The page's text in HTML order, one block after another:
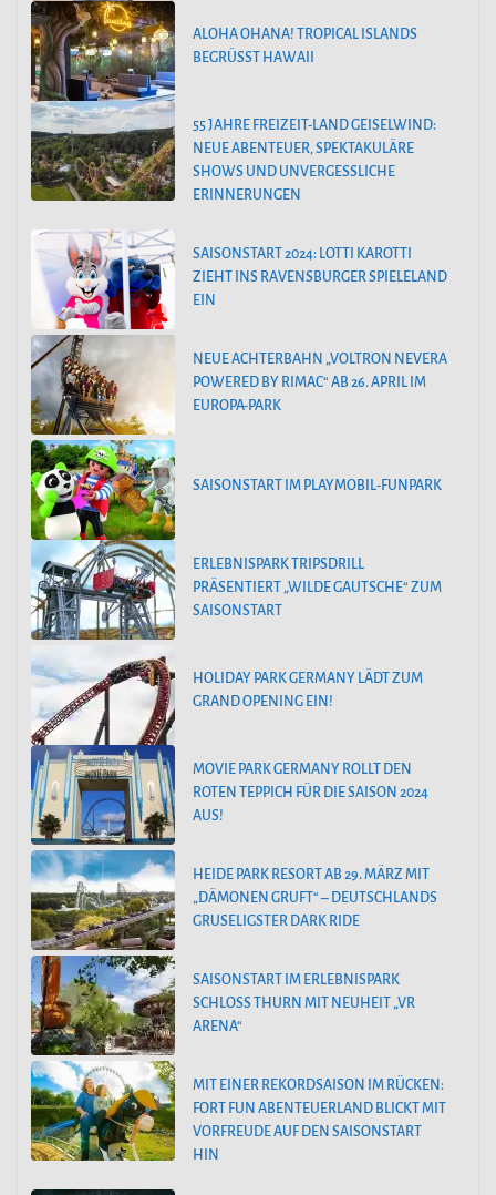
ALOHA OHANA! TROPICAL ISLANDS
BEGRÜSST HAWAII
55 JAHRE FREIZEIT-LAND GEISELWIND:
NEUE ABENTEUER, SPEKTAKULÄRE
SHOWS UND UNVERGESSLICHE
ERINNERUNGEN
SAISONSTART 2024: LOTTI KAROTTI
ZIEHT INS RAVENSBURGER SPIELELAND
EIN
NEUE ACHTERBAHN „VOLTRON NEVERA
POWERED BY RIMAC“ AB 26. APRIL IM
EUROPA-PARK
SAISONSTART IM PLAYMOBIL-FUNPARK
ERLEBNISPARK TRIPSDRILL
PRÄSENTIERT „WILDE GAUTSCHE“ ZUM
SAISONSTART
HOLIDAY PARK GERMANY LÄDT ZUM
GRAND OPENING EIN!
MOVIE PARK GERMANY ROLLT DEN
ROTEN TEPPICH FÜR DIE SAISON 2024
AUS!
HEIDE PARK RESORT AB 29. MÄRZ MIT
„DÄMONEN GRUFT“ – DEUTSCHLANDS
GRUSELIGSTER DARK RIDE
SAISONSTART IM ERLEBNISPARK
SCHLOSS THURN MIT NEUHEIT „VR
ARENA“
MIT EINER REKORDSAISON IM RÜCKEN:
FORT FUN ABENTEUERLAND BLICKT MIT
VORFREUDE AUF DEN SAISONSTART
HIN